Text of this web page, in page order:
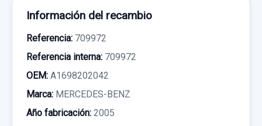
Información del recambio
Referencia: 709972
Referencia interna: 709972
OEM: A1698202042
Marca: MERCEDES-BENZ
Año fabricación: 2005